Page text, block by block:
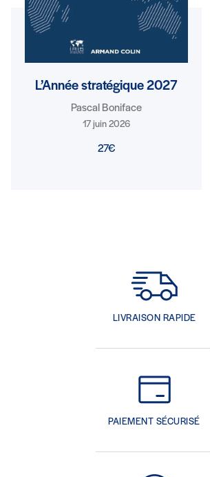
L’Année stratégique 2027
Pascal Boniface
17 juin 2026
27€
LIVRAISON RAPIDE
PAIEMENT SÉCURISÉ